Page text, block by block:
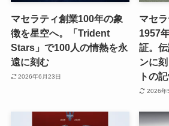
マセラティ創業100年の象
徴を星空へ。「Trident
Stars」で100人の情熱を永
遠に刻む
2026年6月23日
マセ
1957
証。
ンに
トの
2026年